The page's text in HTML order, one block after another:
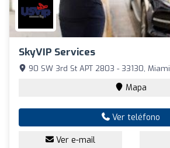
SkyVIP Services
90 SW 3rd St APT 2803 - 33130, Miami
Mapa
Ver teléfono
Ver e-mail